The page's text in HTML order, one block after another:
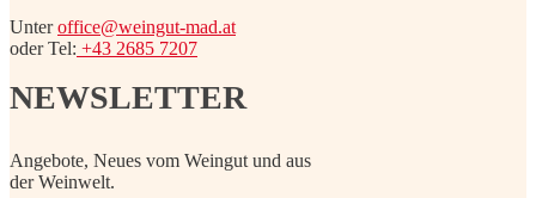
Unteroffice@weingut-mad.at
oder Tel: +43 2685 7207
NEWSLETTER
Angebote, Neues vom Weingut und aus
der Weinwelt.